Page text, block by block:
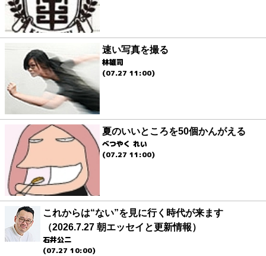
速い写真を撮る
林雄司
(07.27 11:00)
夏のいいところを50個かんがえる
べつやく れい
(07.27 11:00)
これからは“ない”を見に行く時代が来ます
（2026.7.27 朝エッセイと更新情報）
石井公二
(07.27 10:00)